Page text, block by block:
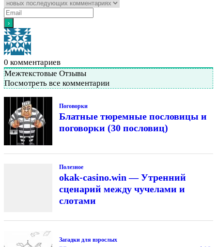
0 комментариев
Межтекстовые Отзывы
Посмотреть все комментарии
Поговорки
Блатные тюремные пословицы и
поговорки (30 пословиц)
Полезное
okak-casino.win — Утренний
сценарий между чучелами и
слотами
Загадки для взрослых